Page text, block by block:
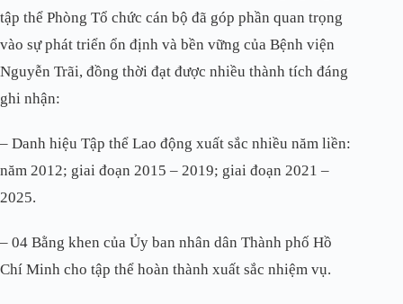
tập thể Phòng Tổ chức cán bộ đã góp phần quan trọng
vào sự phát triển ổn định và bền vững của Bệnh viện
Nguyễn Trãi, đồng thời đạt được nhiều thành tích đáng
ghi nhận:
– Danh hiệu Tập thể Lao động xuất sắc nhiều năm liền:
năm 2012; giai đoạn 2015 – 2019; giai đoạn 2021 –
2025.
– 04 Bằng khen của Ủy ban nhân dân Thành phố Hồ
Chí Minh cho tập thể hoàn thành xuất sắc nhiệm vụ.